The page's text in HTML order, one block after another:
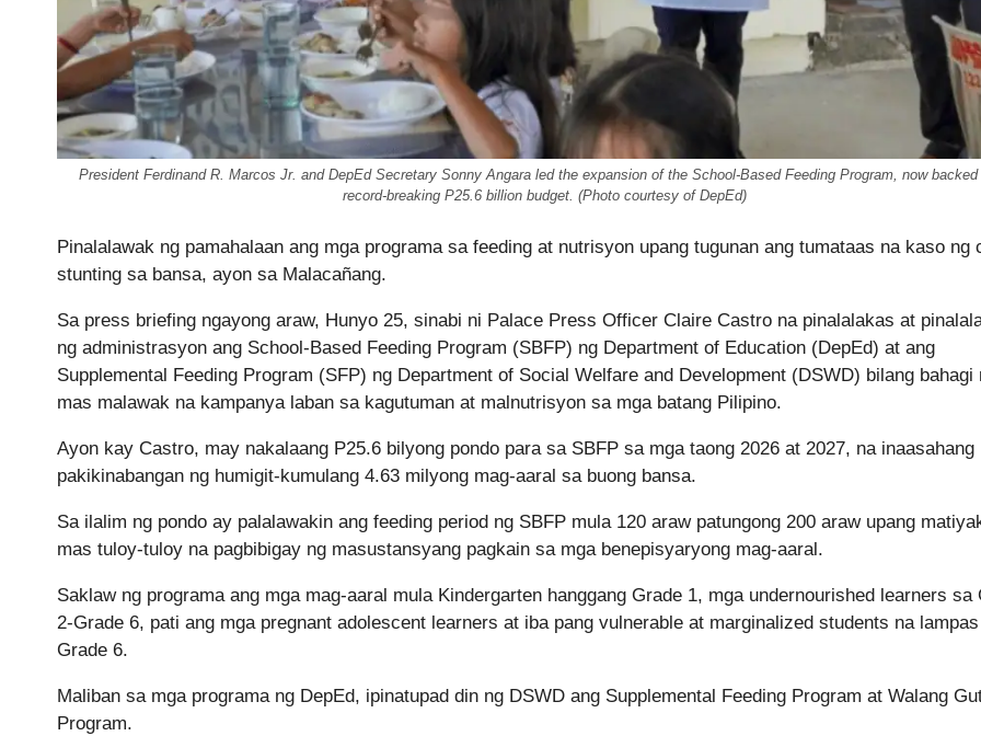
President Ferdinand R. Marcos Jr. and DepEd Secretary Sonny Angara led the expansion of the School-Based Feeding Program, now
record-breaking P25.6 billion budget. (Photo courtesy of DepEd)
Pinalalawak ng pamahalaan ang mga programa sa feeding at nutrisyon upang tugunan ang tumataas na kaso ng
stunting sa bansa, ayon sa Malacañang.
Sa press briefing ngayong araw, Hunyo 25, sinabi ni Palace Press Officer Claire Castro na pinalalakas at
ng administrasyon ang School-Based Feeding Program (SBFP) ng Department of Education (DepEd) at ang
Supplemental Feeding Program (SFP) ng Department of Social Welfare and Development (DSWD) bilang bahagi
mas malawak na kampanya laban sa kagutuman at malnutrisyon sa mga batang Pilipino.
Ayon kay Castro, may nakalaang P25.6 bilyong pondo para sa SBFP sa mga taong 2026 at 2027, na inaasahang
pakikinabangan ng humigit-kumulang 4.63 milyong mag-aaral sa buong bansa.
Sa ilalim ng pondo ay palalawakin ang feeding period ng SBFP mula 120 araw patungong 200 araw upang
mas tuloy-tuloy na pagbibigay ng masustansyang pagkain sa mga benepisyaryong mag-aaral.
Saklaw ng programa ang mga mag-aaral mula Kindergarten hanggang Grade 1, mga undernourished learners sa
2-Grade 6, pati ang mga pregnant adolescent learners at iba pang vulnerable at marginalized students na
Grade 6.
Maliban sa mga programa ng DepEd, ipinatupad din ng DSWD ang Supplemental Feeding Program at Walang
Program.